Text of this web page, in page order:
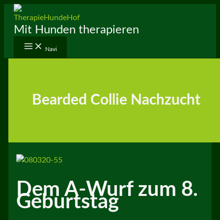
Zum
Inhalt
springen
Mit Hunden therapieren
Navi
Bearded Collie Nachzucht
Dem A-Wurf zum 8.
Geburtstag